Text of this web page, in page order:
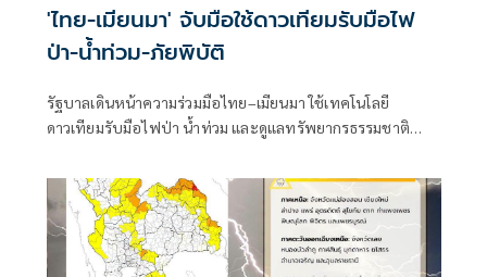
'ไทย-เมียนมา' จับมือใช้ดาวเทียมรับมือไฟ
ป่า-น้ำท่วม-ภัยพิบัติ
รัฐบาลเดินหน้าความร่วมมือไทย–เมียนมา ใช้เทคโนโลยี
ดาวเทียมรับมือไฟป่า น้ำท่วม และดูแลทรัพยากรธรรมชาติ